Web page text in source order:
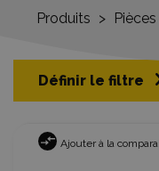
Produits >
Définir le filtre
Ajouter à la